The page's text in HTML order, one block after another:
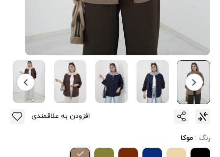
رنگ : موکا
افزودن به علاقمندی